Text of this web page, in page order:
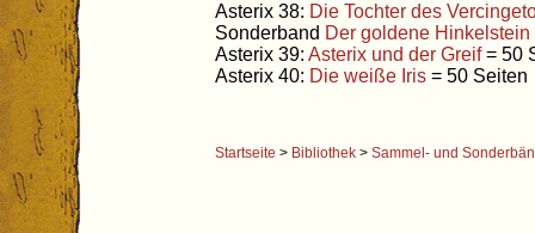
Asterix 38: Die Tochter des
Sonderband Der goldene Hinkelstein
Asterix 39: Asterix und der Greif= 50
Asterix 40: Die weiße Iris = 50 Seiten
Startseite > Bibliothek > Sammel- und